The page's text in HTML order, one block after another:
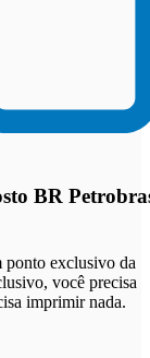
BR
ponto exclusivo da
você precisa
imprimir nada.